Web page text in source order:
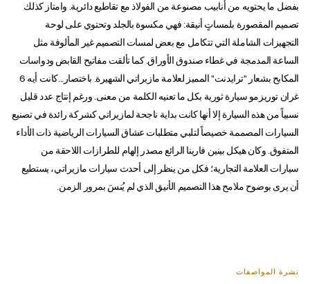
بفضل ما يحتويه من أنابيب مصنوعة من الفولاذ مع تقاطيع دائرية. وامتاز كذلك
تصميم المقصورة بلمساتٍ أنيقة: فهي مكسوة بالجلد وتحتوي على لوحة
التجهيزات الشاملة التي تتكامل مع بعض لمسات التصميم غير المألوفة مثل
الساعة المدمجة في غطاء صندوق الأوراق. كما تألقت مفاتيح القابض ودواسات
المكابح بشعار "ترايدنت" المميز لعلامة مازيراتي الشهيرة. باختصار...كانت أيه 6
غران توريزمو سيارة ثورية بكل ما تعنيه الكلمة من معنى. ورغم إنتاج عدد قليل
نسبياً من هذه السيارة إلا أنها كانت بداية ناجحة لمازيراتي كشركة رائدة في تصنيع
السيارات المصممة خصيصاً لتلبي متطلبات عشاق السيارات الرياضية ذات الأداء
المتفوق. وكان هيكل بينين فارينا الرائع مصدر إلهام للطرازات اللاحقة من
سيارات العلامة التجارية؛ فكل من ينظر إلى أحدث سيارات مازيراتي، يستطيع
أن يرى بوضوح ملامح هذا التصميم الأنيق الذي لم يُنسَ بمرور الزمن.
نشرة المواصفات